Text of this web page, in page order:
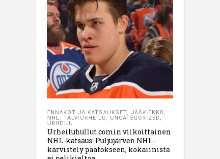
ENNAKOT JA KATSAUKSET, JÄÄKIEKKO,
NHL, TALVIURHEILU , UNCATEGORIZED,
URHEILU
Urheiluhullut.comin viikoittainen
NHL-katsaus: Puljujärven NHL-
kärvistely päätökseen, kokaiinista